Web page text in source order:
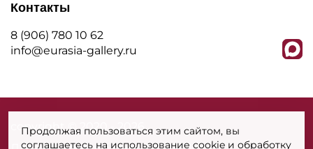
Контакты
8 (906) 780 10 62
info@eurasia-gallery.ru
сopyright © 2020 - 2026
Продолжая пользоваться этим сайтом, вы
соглашаетесь на использование cookie и обработку